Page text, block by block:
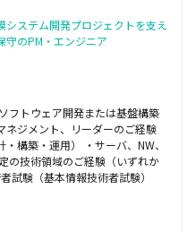
システム開発プロジェクトを支え
守のPM・エンジニア
フトウェア開発または基盤構築
ネジメント、リーダーのご経験
構築・運用） ・サーバ、NW、
の技術領域のご経験（いずれか
試験（基本情報技術者試験）